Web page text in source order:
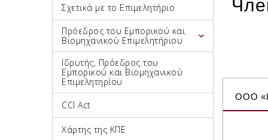
Σχετικά με το Επιμελητήριο
Πρόεδρος του Εμπορικού και
Βιομηχανικού Επιμελητήριου
Ιδρυτής, Πρόεδρος του
Εμπορικού και Βιομηχανικού
Επιμελητηρίου
CCI Act
Χάρτης της ΚΠΕ
ООО